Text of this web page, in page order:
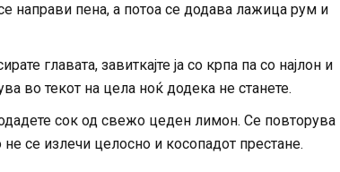
направи пена, а потоа се додава лажица рум и
главата, завиткајте ја со крпа па со најлон и
во текот на цела ноќ додека не станете.
сок од свежо цеден лимон. Се повторува
се излечи целосно и косопадот престане.